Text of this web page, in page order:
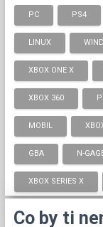
PC PS4
LINUX
XBOX ONE X
XBOX 360
MOBIL
GBA N-
XBOX SERIES X
Co by ti